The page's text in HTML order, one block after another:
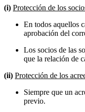
(i) Protección de los
En todos aquellos
aprobación del
Los socios de las
que la relación de
(ii) Protección de los
Siempre que un
previo.